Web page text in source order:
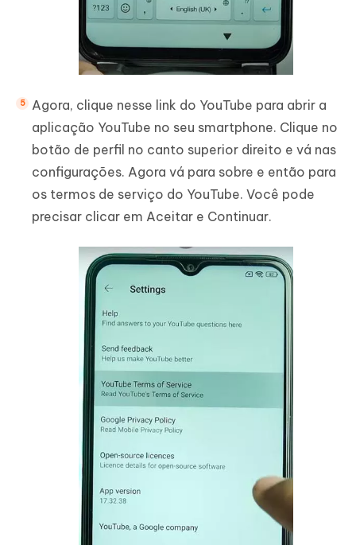
Agora, clique nesse link do YouTube para abrir a
aplicação YouTube no seu smartphone. Clique no
botão de perfil no canto superior direito e vá nas
configurações. Agora vá para sobre e então para
os termos de serviço do YouTube. Você pode
precisar clicar em Aceitar e Continuar.